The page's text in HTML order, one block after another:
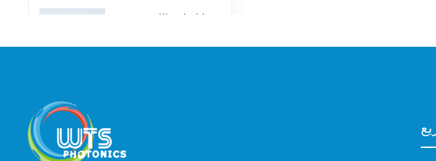
مرايا ثنائية اللون متعددة